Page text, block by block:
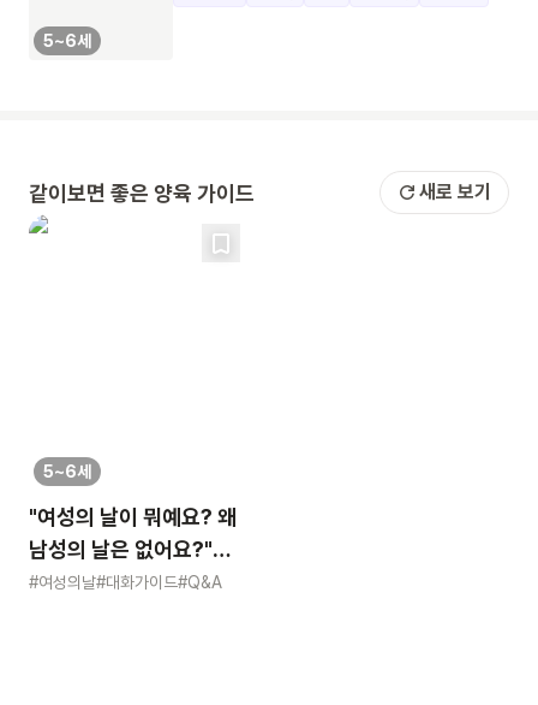
5~6세
같이보면 좋은 양육 가이드 새로 보기
5~6세
"여성의 날이 뭐예요? 왜
남성의 날은 없어요?"
묻는 어린이에게 이렇게
#여성의날#대화가이드#Q&A